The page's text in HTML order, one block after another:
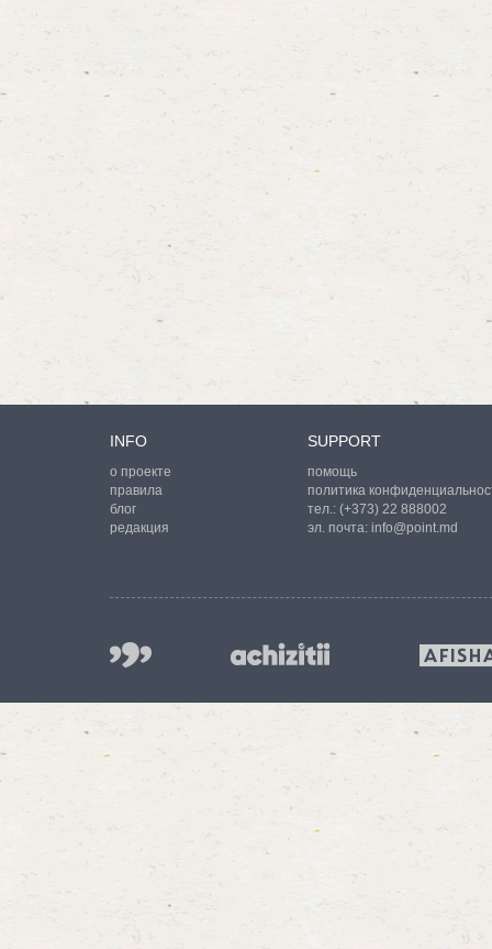
INFO
о проекте
правила
блог
редакция
SUPPORT
помощь
политика
тел.: (+373) 22 888002
эл. почта: info@point.md